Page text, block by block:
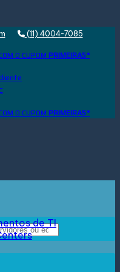
(11) 4004-7085
O CUPOM PRIMEIRA5*
O CUPOM PRIMEIRA5*
de TI